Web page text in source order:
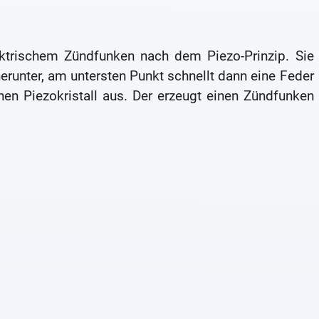
Zündfunken nach dem Piezo-Prinzip. Sie
am untersten Punkt schnellt dann eine Feder
Piezokristall aus. Der erzeugt einen Zündfunken